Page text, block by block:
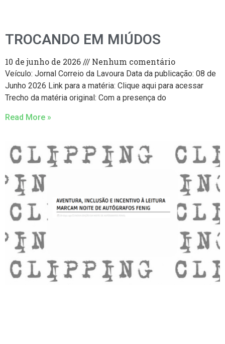
TROCANDO EM MIÚDOS
10 de junho de 2026 Nenhum comentário
Veículo: Jornal Correio da Lavoura Data da publicação: 08 de
Junho 2026 Link para a matéria: Clique aqui para acessar
Trecho da matéria original: Com a presença do
Read More »